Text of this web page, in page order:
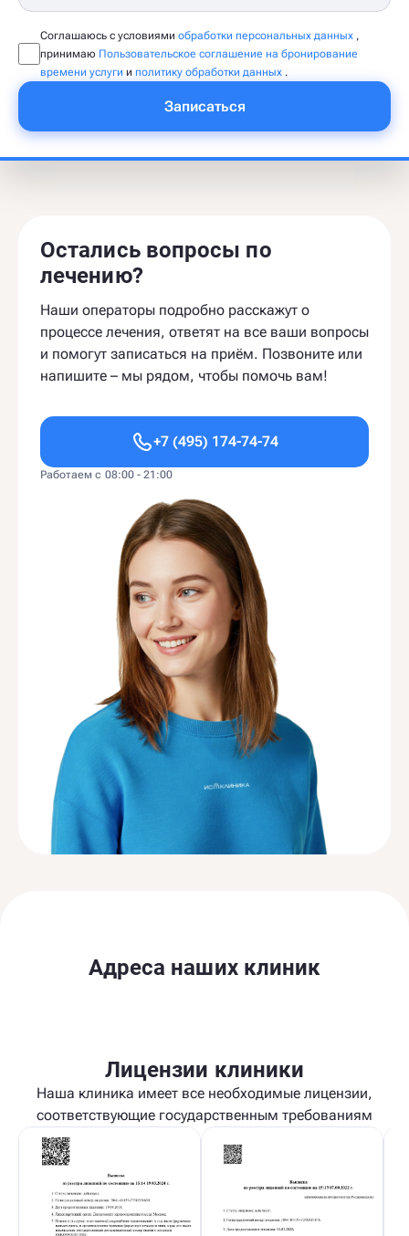
Соглашаюсь с условиями обработки персональных данных ,
принимаю Пользовательское соглашение на бронирование
времени услуги и политику обработки данных .
Записаться
Остались вопросы по
лечению?
Наши операторы подробно расскажут о
процессе лечения, ответят на все ваши вопросы
и помогут записаться на приём. Позвоните или
напишите – мы рядом, чтобы помочь вам!
+7 (495) 174-74-74
Работаем с 08:00 - 21:00
Адреса наших клиник
Лицензии клиники
Наша клиника имеет все необходимые лицензии,
соответствующие государственным требованиям